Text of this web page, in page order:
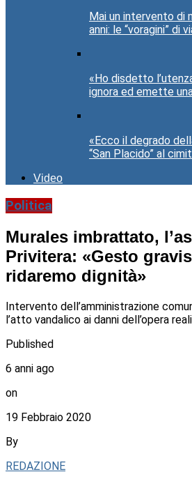
Mai un intervento di
anni: le “voragini” di
«Ho disdetto
ignora ed emette
«Ecco il degrado
“San Placido” al
Video
Politica
Murales imbrattato,
Privitera: «Gesto
ridaremo dignità»
Intervento dell’amministrazione
l’atto vandalico ai danni dell’opera
Published
6 anni ago
on
19 Febbraio 2020
By
REDAZIONE